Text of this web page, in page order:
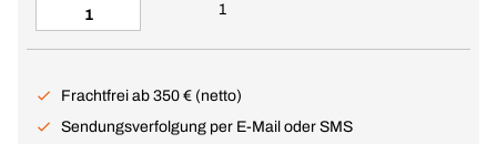
1
Frachtfrei ab 350 € (netto)
Sendungsverfolgung per E-Mail oder SMS